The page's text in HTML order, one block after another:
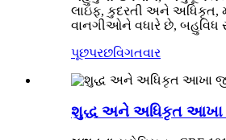
લાઇફ, કુદરતી અને અધિકૃત,
વાનગીઓને વધારે છે, બહુવિધ
પૂછપરછવિગતવાર
શુદ્ધ અને અધિકૃત આખા